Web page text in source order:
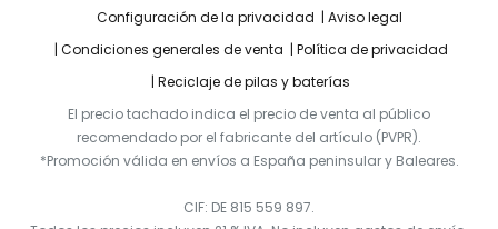
Configuración de la privacidad
Aviso legal
Condiciones generales de venta
Política de privacidad
Reciclaje de pilas y baterías
El precio tachado indica el precio de venta al público
recomendado por el fabricante del artículo (PVPR).
*Promoción válida en envíos a España peninsular y Baleares.
CIF: DE 815 559 897.